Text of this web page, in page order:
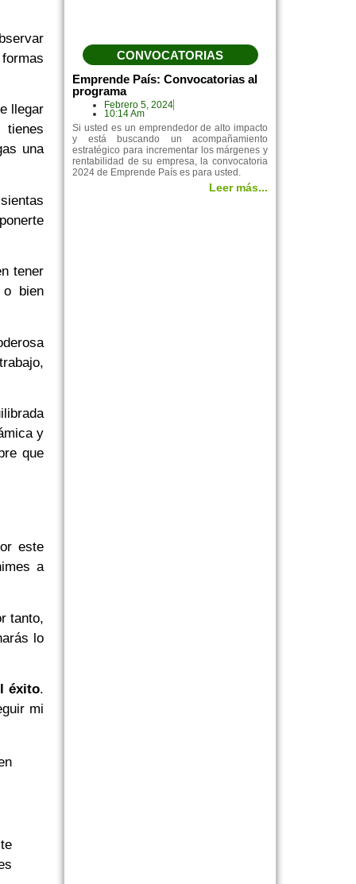
llegar
una
tener
bien
y
que
este
a
tanto,
lo
éxito.
mi
CONVOCATORIAS
Emprende País: Convocatorias al
programa
Febrero 5, 2024
10:14 Am
Si usted es un emprendedor de alto impacto
y está buscando un acompañamiento
estratégico para incrementar los márgenes y
rentabilidad de su empresa, la convocatoria
2024 de Emprende País es para usted.
Leer más...